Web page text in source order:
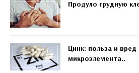
Продуло грудную
Цинк: польза и
микроэлемента..